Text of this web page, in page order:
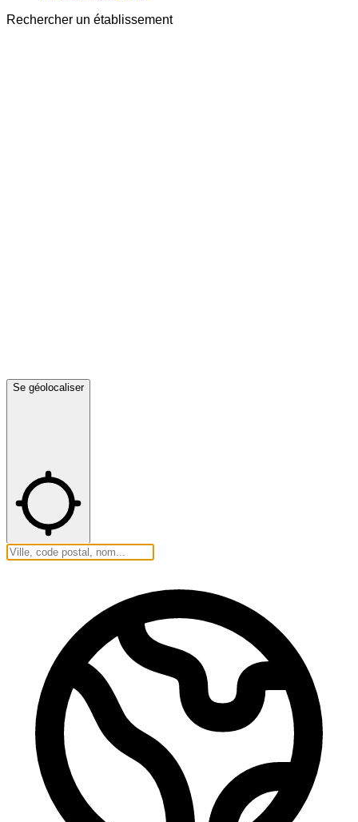
Rechercher un établissement
Se géolocaliser